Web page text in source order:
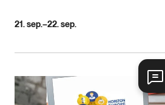
21. sep.–22. sep.